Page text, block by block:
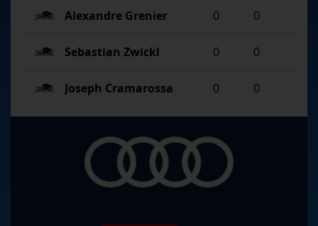
Alexandre Grenier 0 0
Sebastian Zwickl 0 0
Joseph Cramarossa 0 0